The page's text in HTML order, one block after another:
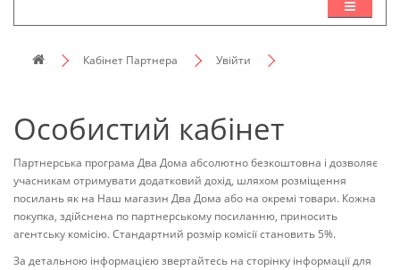
Кабінет Партнера Увійти
Особистий кабінет
Партнерська програма Два Дома абсолютно безкоштовна і дозволяє
учасникам отримувати додатковий дохід, шляхом розміщення
посилань як на Наш магазин Два Дома або на окремі товари. Кожна
покупка, здійснена по партнерському посиланню, приносить
агентську комісію. Стандартний розмір комісії становить 5%.
За детальною інформацією звертайтесь на сторінку інформації для